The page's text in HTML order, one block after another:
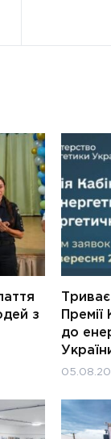
з
до